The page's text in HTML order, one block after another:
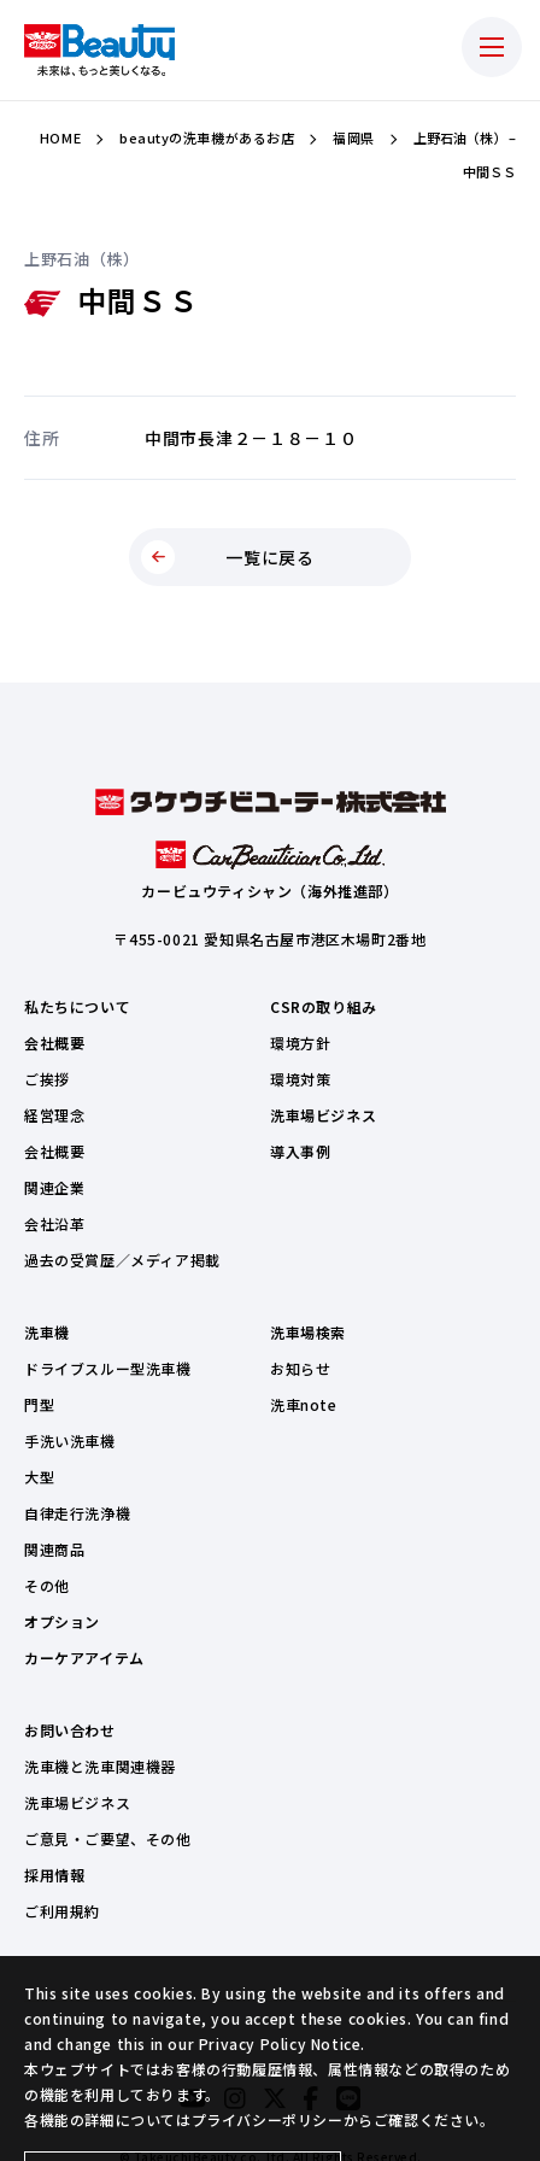
HOME beautyの洗車機があるお店 福岡県
上野石油（株） –
中間ＳＳ
上野石油（株）
中間ＳＳ
住所 中間市長津２－１８－１０
一覧に戻る
カービュウティシャン（海外推進部）
〒455-0021 愛知県名古屋市港区木場町2番地
私たちについて
会社概要
ご挨拶
経営理念
会社概要
関連企業
会社沿革
過去の受賞歴／メディア掲載
CSRの取り組み
環境方針
環境対策
洗車場ビジネス
導入事例
洗車機
ドライブスルー型洗車機
門型
手洗い洗車機
大型
自律走行洗浄機
関連商品
その他
オプション
カーケアアイテム
洗車場検索
お知らせ
洗車note
お問い合わせ
洗車機と洗車関連機器
洗車場ビジネス
ご意見・ご要望、その他
採用情報
ご利用規約
© TakeuchiBeauty co.,ltd. All Rights Reserved.
This site uses cookies. By using the website and its offers and
continuing to navigate, you accept these cookies. You can find
and change this in our Privacy Policy Notice.
本ウェブサイトではお客様の行動履歴情報、属性情報などの取得のため
の機能を利用しております。
各機能の詳細についてはプライバシーポリシーからご確認ください。